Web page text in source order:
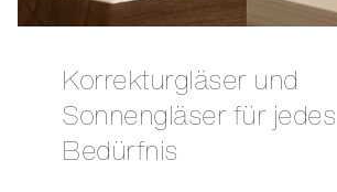
Korrekturgläser und
Sonnengläser für jedes
Bedürfnis